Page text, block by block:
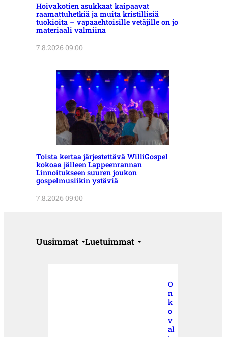
Hoivakotien asukkaat kaipaavat
raamattuhetkiä ja muita kristillisiä
tuokioita – vapaaehtoisille vetäjille on jo
materiaali valmiina
7.8.2026 09:00
Toista kertaa järjestettävä WilliGospel
kokoaa jälleen Lappeenrannan
Linnoitukseen suuren joukon
gospelmusiikin ystäviä
7.8.2026 09:00
Uusimmat Luetuimmat
O
n
k
o
v
al